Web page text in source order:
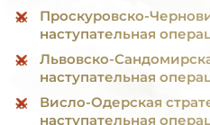
Проскуровско-
наступательная
Львовско-
наступательная
Висло-Одерская
наступательная